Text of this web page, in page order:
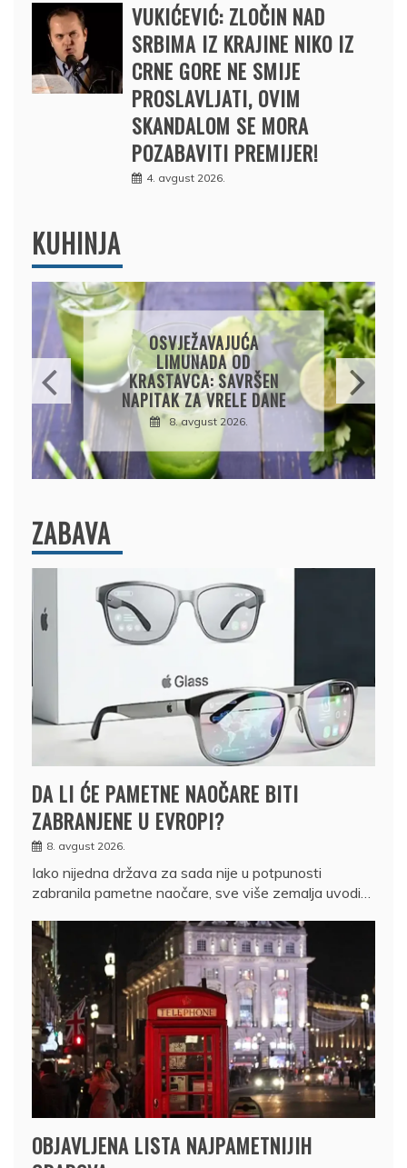
VUKIĆEVIĆ: ZLOČIN NAD
SRBIMA IZ KRAJINE NIKO IZ
CRNE GORE NE SMIJE
PROSLAVLJATI, OVIM
SKANDALOM SE MORA
POZABAVITI PREMIJER!
4. avgust 2026.
KUHINJA
KROMPIRUŠA IZLIVAČA:
JEDNOSTAVNA PITA BEZ
KORA, HRSKAVA I
UKUSNA
8. avgust 2026.
ZABAVA
DA LI ĆE PAMETNE NAOČARE BITI
ZABRANJENE U EVROPI?
8. avgust 2026.
Iako nijedna država za sada nije u potpunosti
zabranila pametne naočare, sve više zemalja uvodi…
OBJAVLJENA LISTA NAJPAMETNIJIH